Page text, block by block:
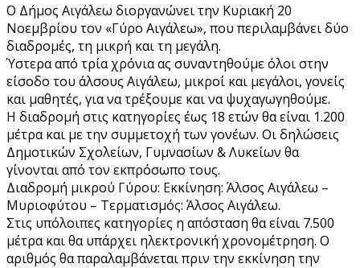
Ο Δήμος Αιγάλεω διοργανώνει την Κυριακή 20
Νοεμβρίου τον «Γύρο Αιγάλεω», που περιλαμβάνει δύο
διαδρομές, τη μικρή και τη μεγάλη.
Ύστερα από τρία χρόνια ας συναντηθούμε όλοι στην
είσοδο του άλσους Αιγάλεω, μικροί και μεγάλοι, γονείς
και μαθητές, για να τρέξουμε και να ψυχαγωγηθούμε.
H διαδρομή στις κατηγορίες έως 18 ετών θα είναι 1.200
μέτρα και με την συμμετοχή των γονέων. Οι δηλώσεις
Δημοτικών Σχολείων, Γυμνασίων & Λυκείων θα
γίνονται από τον εκπρόσωπο τους.
Διαδρομή μικρού Γύρου: Εκκίνηση: Άλσος Αιγάλεω –
Μυριοφύτου – Τερματισμός: Άλσος Αιγάλεω.
Στις υπόλοιπες κατηγορίες η απόσταση θα είναι 7.500
μέτρα και θα υπάρχει ηλεκτρονική χρονομέτρηση. Ο
αριθμός θα παραλαμβάνεται πριν την εκκίνηση την